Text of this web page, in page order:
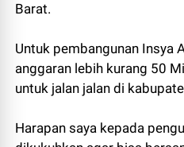
Barat.
Untuk pembangunan Insya
anggaran lebih kurang 50
untuk jalan jalan di
Harapan saya kepada